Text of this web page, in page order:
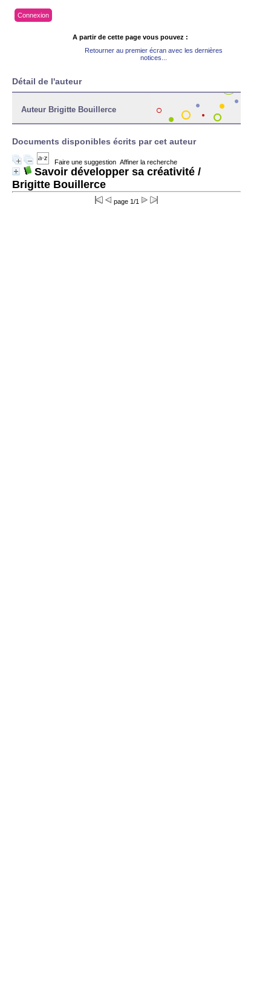
Connexion
A partir de cette page vous pouvez :
Retourner au premier écran avec les dernières
notices...
Détail de l'auteur
Auteur Brigitte Bouillerce
Documents disponibles écrits par cet auteur
Faire une suggestion Affiner la recherche
Savoir développer sa créativité /
Brigitte Bouillerce
page 1/1